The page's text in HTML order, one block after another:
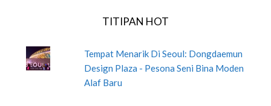
TITIPAN HOT
Tempat Menarik Di Seoul: Dongdaemun
Design Plaza - Pesona Seni Bina Moden
Alaf Baru